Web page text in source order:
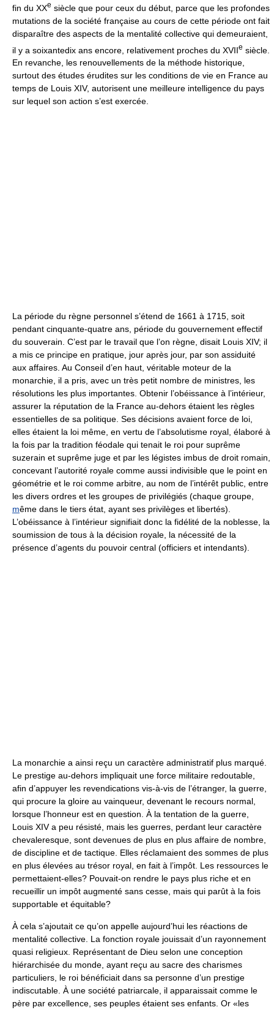
fin du XXe siècle que pour ceux du début, parce que les profondes
mutations de la société française au cours de cette période ont fait
disparaître des aspects de la mentalité collective qui demeuraient,
il y a soixantedix ans encore, relativement proches du XVIIe siècle.
En revanche, les renouvellements de la méthode historique,
surtout des études érudites sur les conditions de vie en France au
temps de Louis XIV, autorisent une meilleure intelligence du pays
sur lequel son action s’est exercée.
La période du règne personnel s’étend de 1661 à 1715, soit
pendant cinquante-quatre ans, période du gouvernement effectif
du souverain. C’est par le travail que l’on règne, disait Louis XIV; il
a mis ce principe en pratique, jour après jour, par son assiduité
aux affaires. Au Conseil d’en haut, véritable moteur de la
monarchie, il a pris, avec un très petit nombre de ministres, les
résolutions les plus importantes. Obtenir l’obéissance à l’intérieur,
assurer la réputation de la France au-dehors étaient les règles
essentielles de sa politique. Ses décisions avaient force de loi,
elles étaient la loi même, en vertu de l’absolutisme royal, élaboré à
la fois par la tradition féodale qui tenait le roi pour suprême
suzerain et suprême juge et par les légistes imbus de droit romain,
concevant l’autorité royale comme aussi indivisible que le point en
géométrie et le roi comme arbitre, au nom de l’intérêt public, entre
les divers ordres et les groupes de privilégiés (chaque groupe,
même dans le tiers état, ayant ses privilèges et libertés).
L’obéissance à l’intérieur signifiait donc la fidélité de la noblesse, la
soumission de tous à la décision royale, la nécessité de la
présence d’agents du pouvoir central (officiers et intendants).
La monarchie a ainsi reçu un caractère administratif plus marqué.
Le prestige au-dehors impliquait une force militaire redoutable,
afin d’appuyer les revendications vis-à-vis de l’étranger, la guerre,
qui procure la gloire au vainqueur, devenant le recours normal,
lorsque l’honneur est en question. À la tentation de la guerre,
Louis XIV a peu résisté, mais les guerres, perdant leur caractère
chevaleresque, sont devenues de plus en plus affaire de nombre,
de discipline et de tactique. Elles réclamaient des sommes de plus
en plus élevées au trésor royal, en fait à l’impôt. Les ressources le
permettaient-elles? Pouvait-on rendre le pays plus riche et en
recueillir un impôt augmenté sans cesse, mais qui parût à la fois
supportable et équitable?
À cela s’ajoutait ce qu’on appelle aujourd’hui les réactions de
mentalité collective. La fonction royale jouissait d’un rayonnement
quasi religieux. Représentant de Dieu selon une conception
hiérarchisée du monde, ayant reçu au sacre des charismes
particuliers, le roi bénéficiait dans sa personne d’un prestige
indiscutable. À une société patriarcale, il apparaissait comme le
père par excellence, ses peuples étaient ses enfants. Or «les